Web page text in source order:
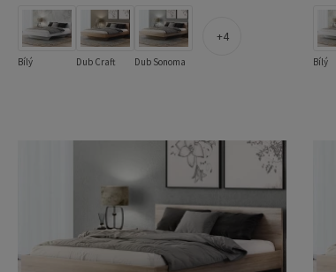
Bílý Dub Craft Dub Sonoma
4
Bílý